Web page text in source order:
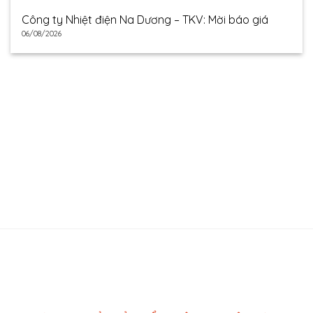
Công ty Nhiệt điện Na Dương – TKV: Mời báo giá
06/08/2026